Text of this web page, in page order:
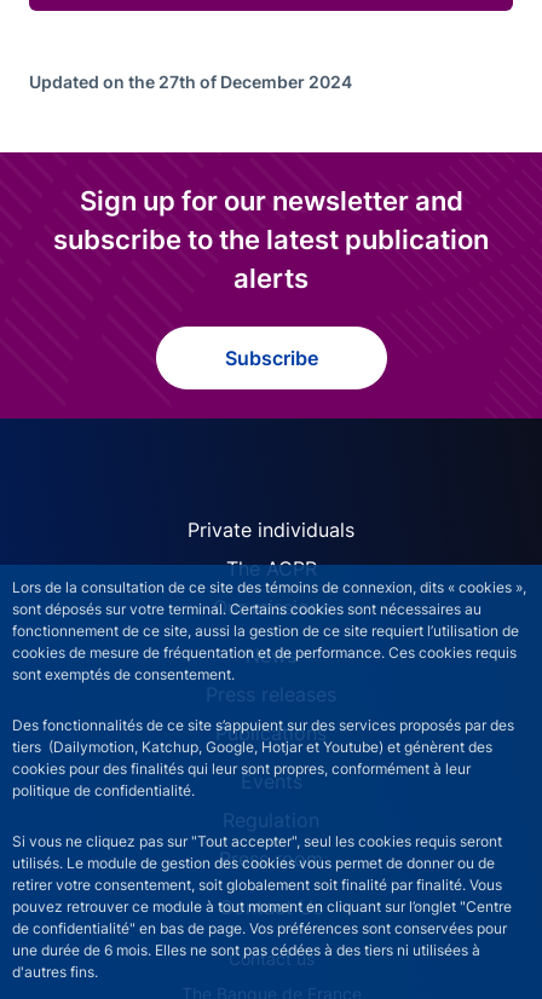
Lors de la consultation de ce site des témoins de connexion, dits « cookies »,
sont déposés sur votre terminal. Certains cookies sont nécessaires au
fonctionnement de ce site, aussi la gestion de ce site requiert l’utilisation de
cookies de mesure de fréquentation et de performance. Ces cookies requis
sont exemptés de consentement.
Des fonctionnalités de ce site s’appuient sur des services proposés par des
tiers (Dailymotion, Katchup, Google, Hotjar et Youtube) et génèrent des
cookies pour des finalités qui leur sont propres, conformément à leur
politique de confidentialité.
Si vous ne cliquez pas sur "Tout accepter", seul les cookies requis seront
utilisés. Le module de gestion des cookies vous permet de donner ou de
retirer votre consentement, soit globalement soit finalité par finalité. Vous
pouvez retrouver ce module à tout moment en cliquant sur l’onglet "Centre
de confidentialité" en bas de page. Vos préférences sont conservées pour
une durée de 6 mois. Elles ne sont pas cédées à des tiers ni utilisées à
d'autres fins.
Updated on the 27th of December 2024
Sign up for our newsletter and
subscribe to the latest publication
alerts
Subscribe
ACPR site navigation
Private individuals
The ACPR
Our missions
News
Press releases
Publications
Events
Regulation
Press room
Contact Us
ACPR footer secondary menu (English)
Contact us
The Banque de France